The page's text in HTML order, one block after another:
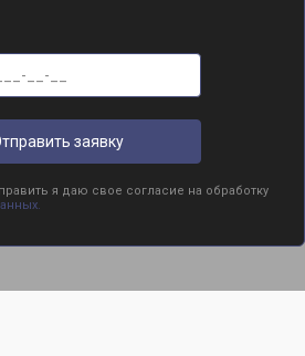
заявку
я даю свое согласие на обработку